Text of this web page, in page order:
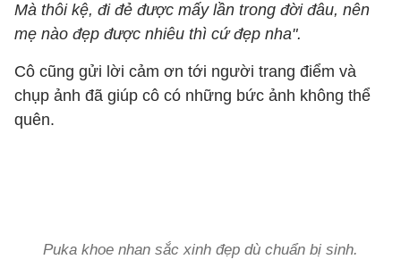
Mà thôi kệ, đi đẻ được mấy lần trong đời đâu, nên
mẹ nào đẹp được nhiêu thì cứ đẹp nha".
Cô cũng gửi lời cảm ơn tới người trang điểm và
chụp ảnh đã giúp cô có những bức ảnh không thể
quên.
Puka khoe nhan sắc xinh đẹp dù chuẩn bị sinh.